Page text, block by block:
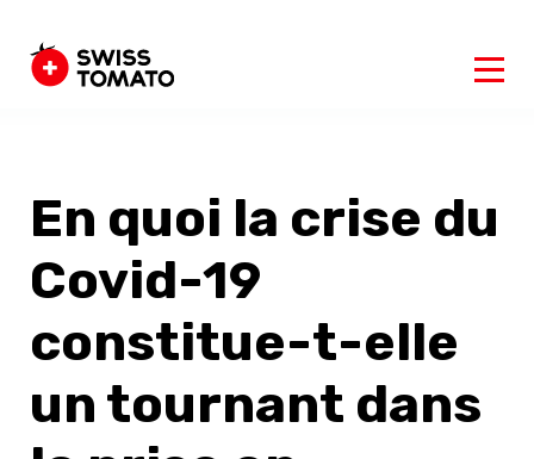
En quoi la crise du
Covid-19
constitue-t-elle
un tournant dans